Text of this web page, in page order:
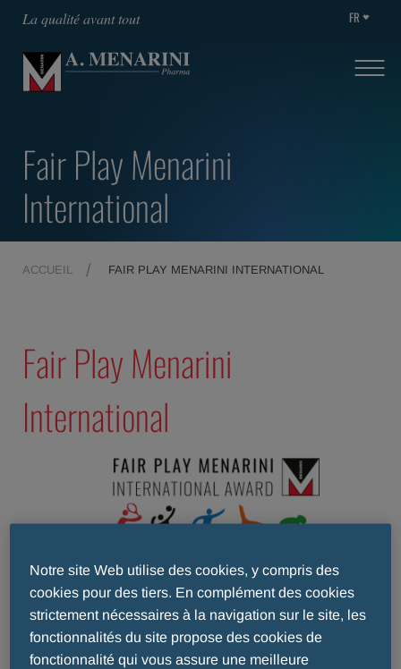
La qualité avant tout FR
Fair Play Menarini
International
ACCUEIL FAIR PLAY MENARINI INTERNATIONAL
Fair Play Menarini
International
Le Fair Play Menarini International Award a été
créé en 1997 et, depuis 25 ans, il continue à
mettre en valeur le meilleur du sport, celui du
"fair-play", du respect de soi et de l'adversaire, de
Notre site Web utilise des cookies, y compris des
cookies pour des tiers. En complément des cookies
strictement nécessaires à la navigation sur le site, les
fonctionnalités du site propose des cookies de
fonctionnalité qui vous assure une meilleure